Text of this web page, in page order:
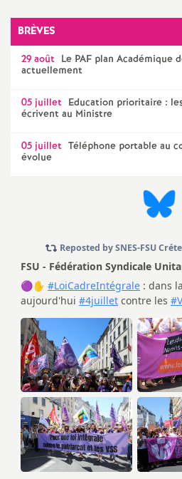
BRÈVES
29 août Le PAF plan Académique
actuellement
05 juillet Education prioritaire :
écrivent au Ministre
05 juillet Téléphone portable au
évolue